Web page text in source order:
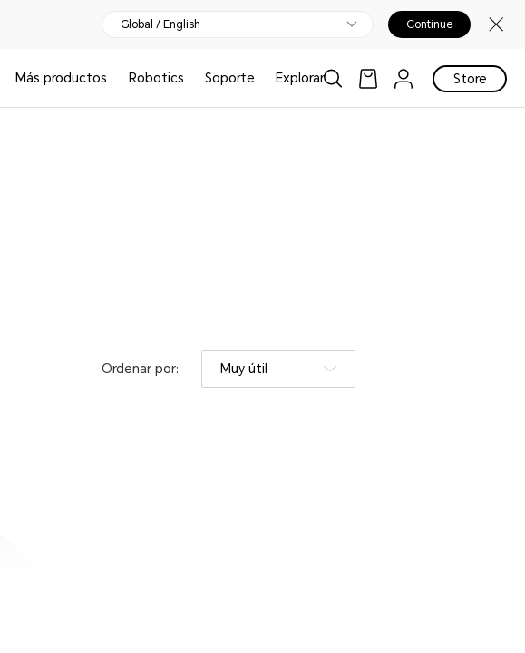
Global / English Continue
Más productos Robotics Soporte Explorar Store
Ordenar por: Muy útil